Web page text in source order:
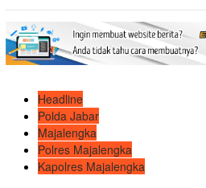
Headline
Polda Jabar
Majalengka
Polres Majalengka
Kapolres Majalengka